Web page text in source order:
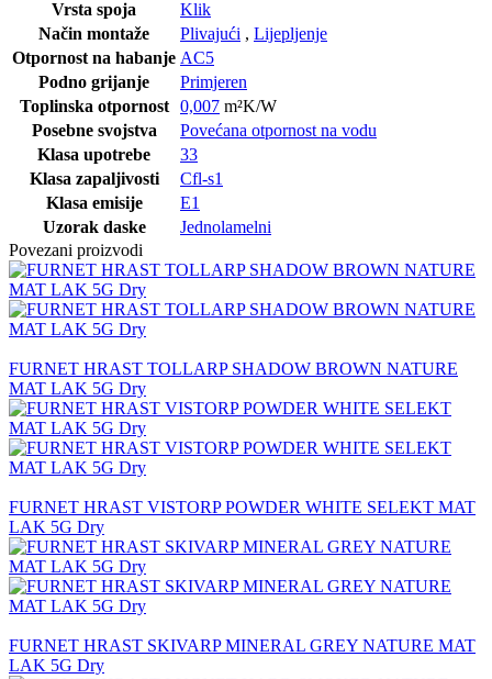
Vrsta spoja
Klik
Način montaže
Plivajući , Lijepljenje
Otpornost na habanje AC5
Podno grijanje
Primjeren
Toplinska otpornost
0,007 m²K/W
Posebne svojstva
Povećana otpornost na vodu
Klasa upotrebe
33
Klasa zapaljivosti
Cfl-s1
Klasa emisije
E1
Uzorak daske
Jednolamelni
Povezani proizvodi
FURNET HRAST TOLLARP SHADOW BROWN NATURE
MAT LAK 5G Dry
FURNET HRAST VISTORP POWDER WHITE SELEKT MAT
LAK 5G Dry
FURNET HRAST SKIVARP MINERAL GREY NATURE MAT
LAK 5G Dry